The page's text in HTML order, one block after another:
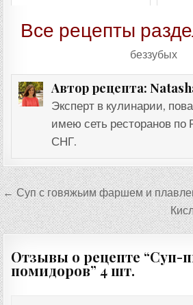
Все рецепты
беззубых
Автор рецепта:
Эксперт в кулинарии,
имею сеть ресторанов по
СНГ.
Навигация
по
записям
← Суп с говяжьим фаршем и
Отзывы о рецепте “Суп-
помидоров” 4 шт.